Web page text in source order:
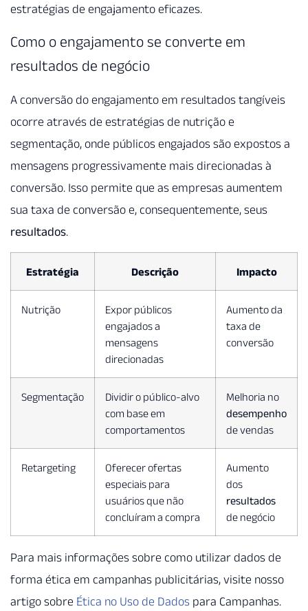
estratégias de engajamento eficazes.
Como o engajamento se converte em
resultados de negócio
A conversão do engajamento em resultados tangíveis
ocorre através de estratégias de nutrição e
segmentação, onde públicos engajados são expostos a
mensagens progressivamente mais direcionadas à
conversão. Isso permite que as empresas aumentem
sua taxa de conversão e, consequentemente, seus
resultados.
Estratégia Descrição Impacto
Nutrição
Expor públicos
engajados a
mensagens
direcionadas
Aumento da
taxa de
conversão
Segmentação
Dividir o público-alvo
com base em
comportamentos
Melhoria no
desempenho
de vendas
Retargeting
Oferecer ofertas
especiais para
usuários que não
concluíram a compra
Aumento
dos
resultados
de negócio
Para mais informações sobre como utilizar dados de
forma ética em campanhas publicitárias, visite nosso
artigo sobre Ética no Uso de Dados para Campanhas.